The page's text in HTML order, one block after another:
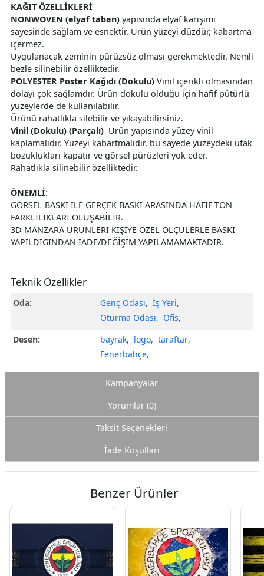
KAĞIT ÖZELLİKLERİ
NONWOVEN (elyaf taban) yapısında elyaf karışımı
sayesinde sağlam ve esnektir. Ürün yüzeyi düzdür, kabartma
içermez.
Uygulanacak zeminin pürüzsüz olması gerekmektedir. Nemli
bezle silinebilir özelliktedir.
POLYESTER Poster Kağıdı (Dokulu) Vinil içerikli olmasından
dolayı çok sağlamdır. Ürün dokulu olduğu için hafif pütürlü
yüzeylerde de kullanılabilir.
Ürünü rahatlıkla silebilir ve yıkayabilirsiniz.
Vinil (Dokulu) (Parçalı) Ürün yapısında yüzey vinil
kaplamalıdır. Yüzeyi kabartmalıdır, bu sayede yüzeydeki ufak
bozuklukları kapatır ve görsel pürüzleri yok eder.
Rahatlıkla silinebilir özelliktedir.
ÖNEMLİ:
GÖRSEL BASKI İLE GERÇEK BASKI ARASINDA HAFİF TON
FARKLILIKLARI OLUŞABİLİR.
3D MANZARA ÜRÜNLERİ KİŞİYE ÖZEL ÖLÇÜLERLE BASKI
YAPILDIĞINDAN İADE/DEĞİŞİM YAPILAMAMAKTADIR.
Teknik Özellikler
Oda: Genç Odası, İş Yeri,
Oturma Odası, Ofis,
Desen:
bayrak, logo, taraftar,
Fenerbahçe,
Kampanyalar
Yorumlar (0)
Taksit Seçenekleri
İade Koşulları
Benzer Ürünler